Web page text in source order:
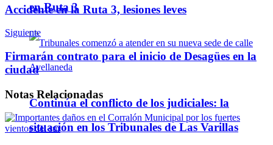
en Ruta 3
Continúa el conflicto de los judiciales: la
situación en los Tribunales de Las Varillas
Accidente en la Ruta 3, lesiones leves
Siguiente
Firmarán contrato para el inicio de Desagües en la
ciudad
Notas Relacionadas